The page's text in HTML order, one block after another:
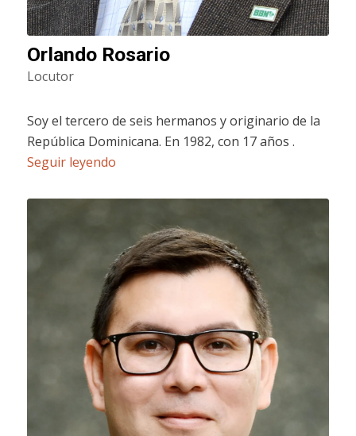
Orlando Rosario
Locutor
Soy el tercero de seis hermanos y originario de la
República Dominicana. En 1982, con 17 años .
Seguir leyendo